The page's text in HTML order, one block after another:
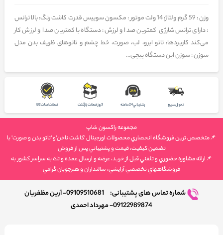
وزن : 59 گرم ولتاژ: 14 ولت موتور : مکسون سوییس قدرت کاشت رنگ: بالا ترانس
: دارای ترانس شارژی کمترین صدا و لرزش: دستگاه با کمترین صدا و لرزش کار
می‌کند کاربردها: تاتو ابرو، لب، صورت، خط چشم و تاتو‌های ظریف بدن مدل
سوزن : سوزن این دستگاه پیچی...
تحويل سريع پشتيباني 24 ساعته 3 روز ضمانت بازگشت ضمانت اصالت كالا
مجموعه راكسون شاپ
📌متخصص ترين فروشگاه انحصاري محصولات اورجينال 'كاشت ناخن'و 'تاتو بدن و صورت' با
تضمين كيفيت، قيمت و پشتيباني پس از فروش
📌ارائه مشاوره حضوري و تلفني قبل از خريد، عرضه و ارسال عمده و تك به سراسر كشور به
فروشگاههاي تخصصي آرايشي، سالنداران و هنرجويان گرامي
شماره تماس های پشتیبانی: 09109510681- آرین مظفریان
09122989874- مهرداد احمدی